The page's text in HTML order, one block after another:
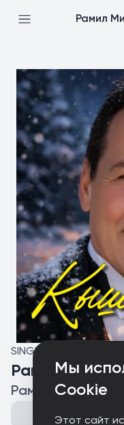
Мы
Cookie
Этот сайт
Рамил
SINGLE
Рамил
Рамил Миндияр